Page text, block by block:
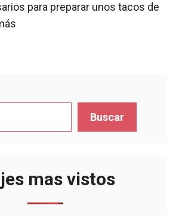
para preparar unos tacos de
Buscar
mas vistos